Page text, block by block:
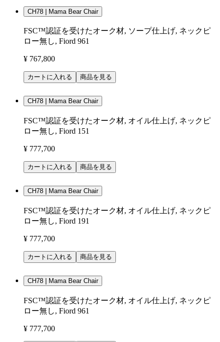
CH78 | Mama Bear Chair
FSC™認証を受けたオーク材, ソープ仕上げ, ネックピ
ロー無し, Fiord 961
¥ 767,800
カートに入れる 商品を見る
CH78 | Mama Bear Chair
FSC™認証を受けたオーク材, オイル仕上げ, ネックピ
ロー無し, Fiord 151
¥ 777,700
カートに入れる 商品を見る
CH78 | Mama Bear Chair
FSC™認証を受けたオーク材, オイル仕上げ, ネックピ
ロー無し, Fiord 191
¥ 777,700
カートに入れる 商品を見る
CH78 | Mama Bear Chair
FSC™認証を受けたオーク材, オイル仕上げ, ネックピ
ロー無し, Fiord 961
¥ 777,700